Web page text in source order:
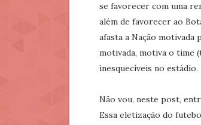
se favorecer com uma
além de favorecer ao
afasta a Nação motivada
motivada, motiva o time
inesquecíveis no estádio.
Não vou, neste post,
Essa eletização do